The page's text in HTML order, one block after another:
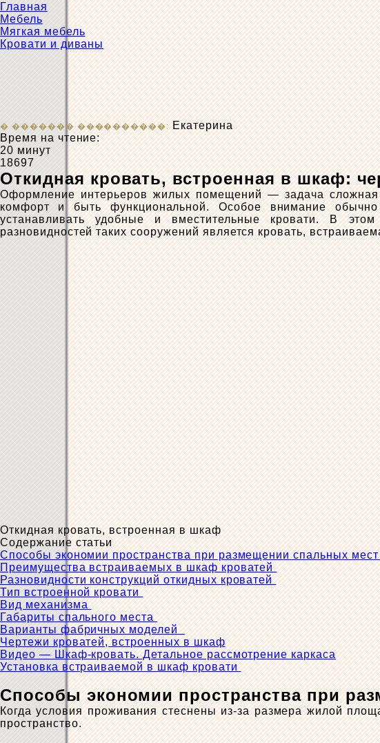
Главная
Мебель
Мягкая мебель
Кровати и диваны
Екатерина
Время на чтение:
20 минут
18697
Откидная кровать, встроенная в шкаф:
Оформление интерьеров жилых помещений — задача сложная
комфорт и быть функциональной. Особое внимание
устанавливать удобные и вместительные кровати. В
разновидностей таких сооружений является кровать,
Откидная кровать, встроенная в шкаф
Содержание статьи
Способы экономии пространства при размещении спальных мест
Преимущества встраиваемых в шкаф кроватей
Разновидности конструкций откидных кроватей
Тип встроенной кровати
Вид механизма
Габариты спального места
Варианты фабричных моделей
Чертежи кроватей, встроенных в шкаф
Видео — Шкаф-кровать. Детальное рассмотрение каркаса
Установка встраиваемой в шкаф кровати
Способы экономии пространства при
Когда условия проживания стеснены из-за размера жилой
пространство.